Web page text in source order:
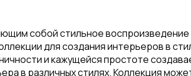
собой стильное
для создания интерьеров в
и кажущейся простоте
в различных стилях. Коллекция